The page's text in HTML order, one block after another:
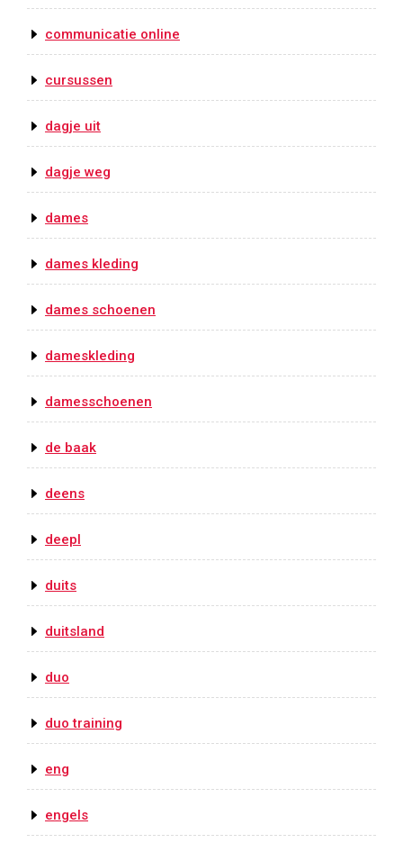
communicatie online
cursussen
dagje uit
dagje weg
dames
dames kleding
dames schoenen
dameskleding
damesschoenen
de baak
deens
deepl
duits
duitsland
duo
duo training
eng
engels